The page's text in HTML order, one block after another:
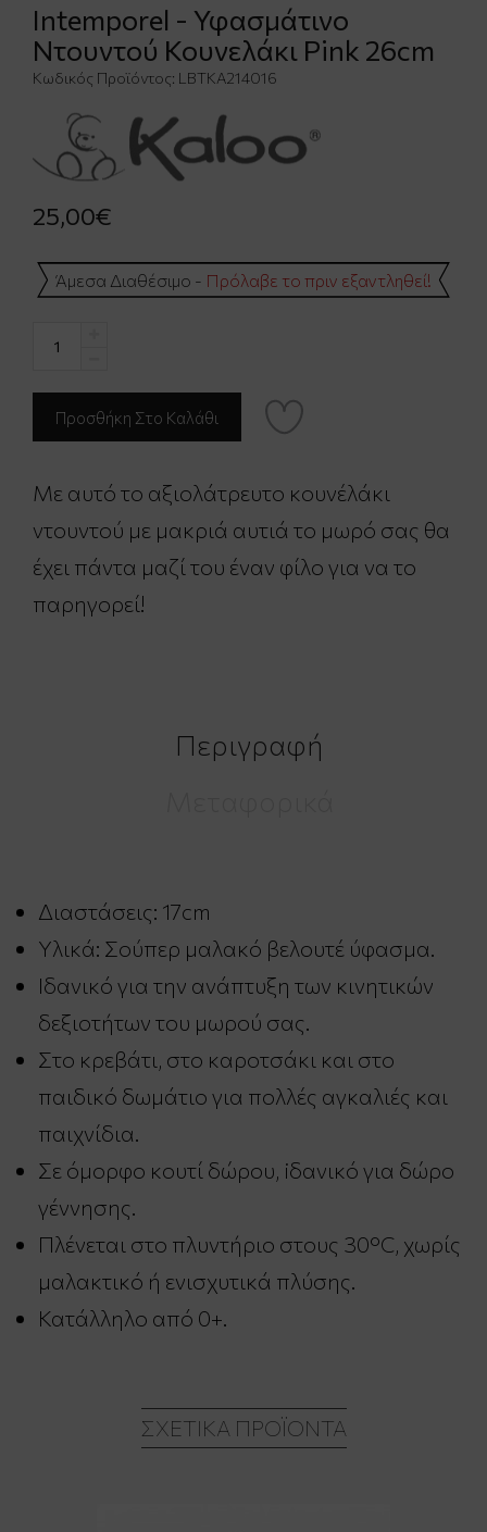
Intemporel - Υφασμάτινο
Ντουντού Κουνελάκι Pink 26cm
Κωδικός Προϊόντος: LBTKA214016
25,00€
Άμεσα Διαθέσιμο - Πρόλαβε το πριν εξαντληθεί!
Με αυτό το αξιολάτρευτο κουνέλάκι
ντουντού με μακριά αυτιά το μωρό σας θα
έχει πάντα μαζί του έναν φίλο για να το
παρηγορεί!
Περιγραφή
Διαστάσεις: 17cm
Υλικά: Σούπερ μαλακό βελουτέ ύφασμα.
Ιδανικό για την ανάπτυξη των κινητικών
δεξιοτήτων του μωρού σας.
Στο κρεβάτι, στο καροτσάκι και στο
παιδικό δωμάτιο για πολλές αγκαλιές και
παιχνίδια.
Σε όμορφο κουτί δώρου, iδανικό για δώρο
γέννησης.
Πλένεται στο πλυντήριο στους 30°C, χωρίς
μαλακτικό ή ενισχυτικά πλύσης.
Κατάλληλο από 0+.
ΣΧΕΤΙΚΆ ΠΡΟΪΌΝΤΑ